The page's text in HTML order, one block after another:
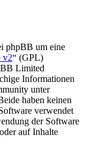
phpBB um eine
v2“ (GPL)
Limited
Informationen
unter
haben keinen
verwendet
der Software
auf Inhalte